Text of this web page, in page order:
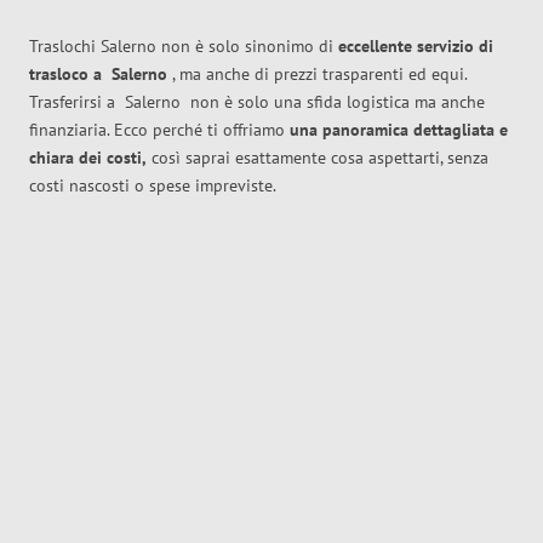
Traslochi Salerno non è solo sinonimo di eccellente servizio di
trasloco a Salerno , ma anche di prezzi trasparenti ed equi.
Trasferirsi a Salerno non è solo una sfida logistica ma anche
finanziaria. Ecco perché ti offriamo una panoramica dettagliata e
chiara dei costi, così saprai esattamente cosa aspettarti, senza
costi nascosti o spese impreviste.